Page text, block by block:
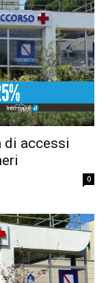
di accessi
0